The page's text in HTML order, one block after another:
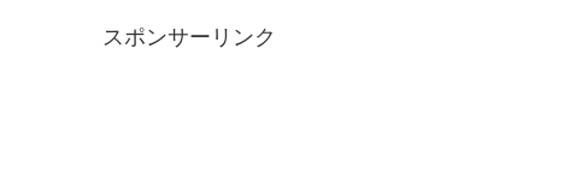
スポンサーリンク